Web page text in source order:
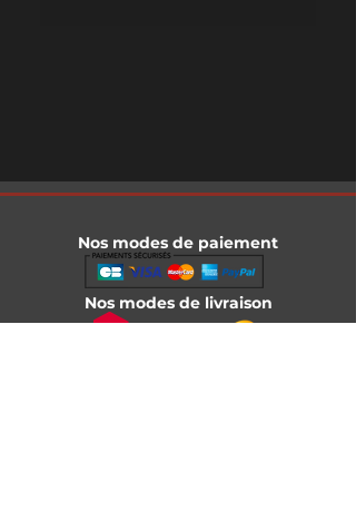
Nos modes de paiement
Nos modes de livraison